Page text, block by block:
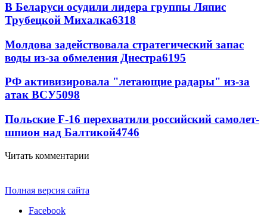
В Беларуси осудили лидера группы Ляпис
Трубецкой Михалка6318
Молдова задействовала стратегический запас
воды из-за обмеления Днестра6195
РФ активизировала "летающие радары" из-за
атак ВСУ5098
Польские F-16 перехватили российский самолет-
шпион над Балтикой4746
Читать комментарии
Полная версия сайта
Facebook